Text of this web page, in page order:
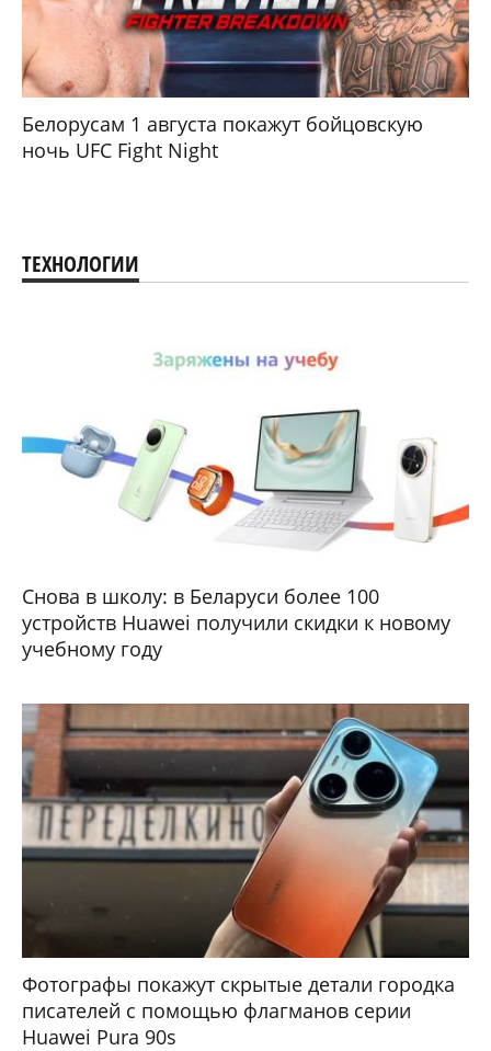
Белорусам 1 августа покажут бойцовскую
ночь UFC Fight Night
ТЕХНОЛОГИИ
Снова в школу: в Беларуси более 100
устройств Huawei получили скидки к новому
учебному году
Фотографы покажут скрытые детали городка
писателей с помощью флагманов серии
Huawei Pura 90s